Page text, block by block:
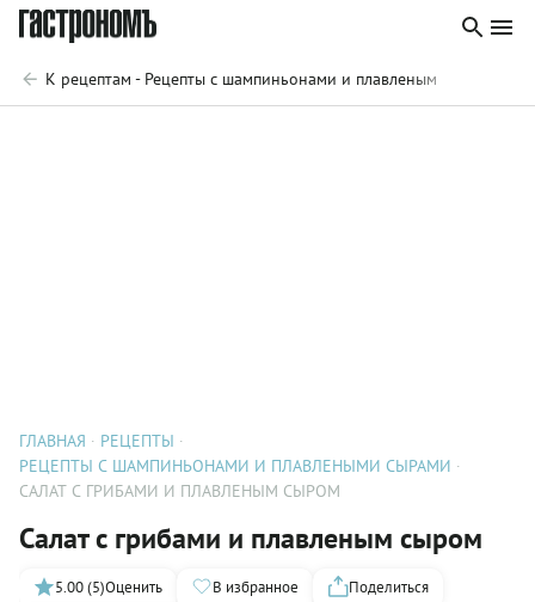
К рецептам - Рецепты с шампиньонами и плавлеными сырами
ГЛАВНАЯ
РЕЦЕПТЫ
РЕЦЕПТЫ С ШАМПИНЬОНАМИ И ПЛАВЛЕНЫМИ СЫРАМИ
САЛАТ С ГРИБАМИ И ПЛАВЛЕНЫМ СЫРОМ
Салат с грибами и плавленым сыром
5.00 (5)Оценить В избранное
Поделиться